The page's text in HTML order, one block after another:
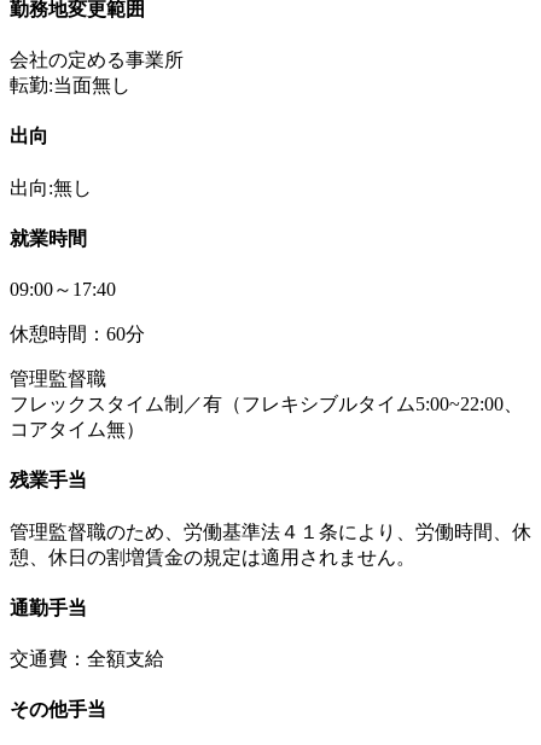
勤務地変更範囲
会社の定める事業所
転勤:当面無し
出向
出向:無し
就業時間
09:00～17:40
休憩時間：60分
管理監督職
フレックスタイム制／有（フレキシブルタイム5:00~22:00、
コアタイム無）
残業手当
管理監督職のため、労働基準法４１条により、労働時間、休
憩、休日の割増賃金の規定は適用されません。
通勤手当
交通費：全額支給
その他手当